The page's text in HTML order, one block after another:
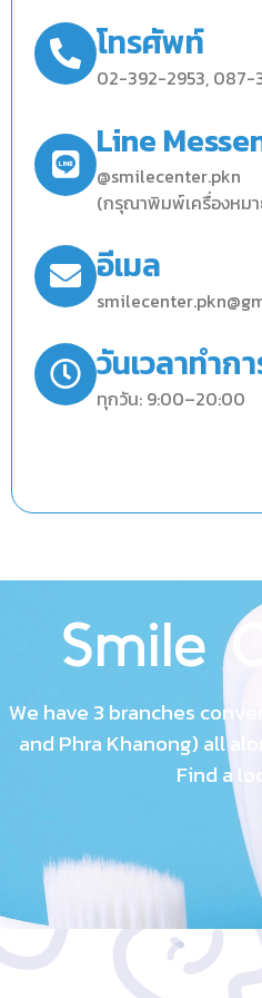
โทรศัพท์
02-392-2953,
Line
@smilecenter.pkn
(กรุณาพิมพ์เครื่องหมา
อีเมล
วันเวลาทำก
ทุกวัน: 9:00–20:00
Smile
We have 3 branches
and Phra Khanong) all
Find a